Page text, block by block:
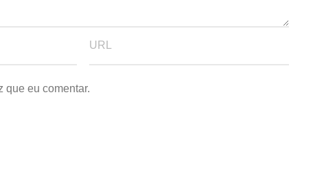
que eu comentar.